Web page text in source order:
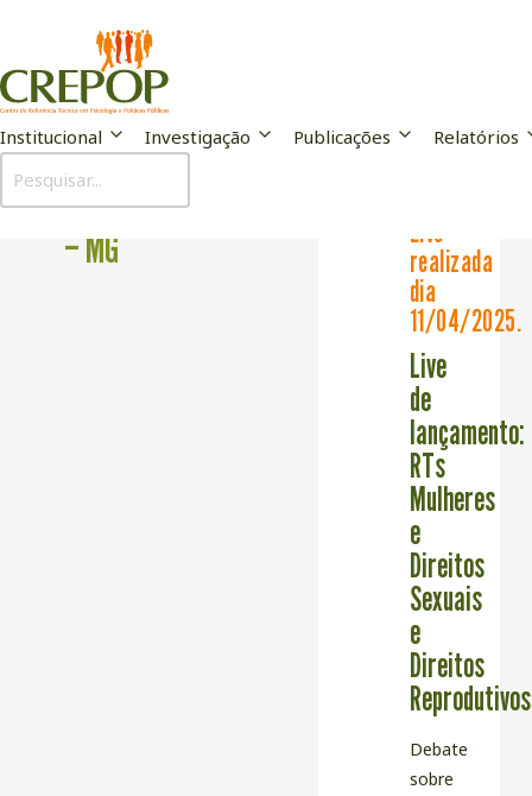
Institucional Investigação Publicações Relatórios
Prefeitura de Divino
– MG
Live
realizada
dia
11/04/2025.
Live
de
lançamento:
RTs
Mulheres
e
Direitos
Sexuais
e
Direitos
Reprodutivos
Debate
sobre